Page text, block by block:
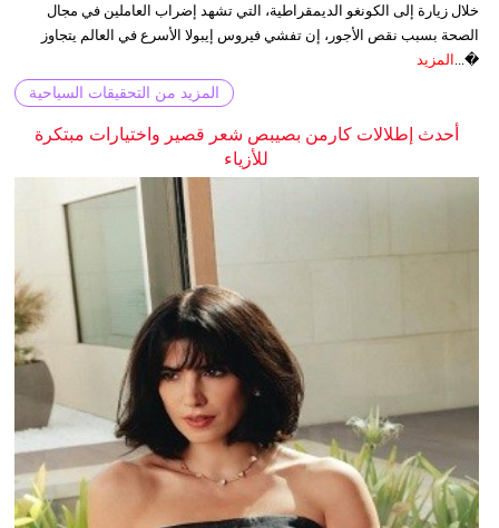
خلال زيارة إلى الكونغو الديمقراطية، التي تشهد إضراب العاملين في مجال
الصحة بسبب نقص الأجور، إن تفشي فيروس إيبولا الأسرع في العالم يتجاوز
�...
المزيد
المزيد من التحقيقات السياحية
أحدث إطلالات كارمن بصيبص شعر قصير واختيارات مبتكرة
للأزياء